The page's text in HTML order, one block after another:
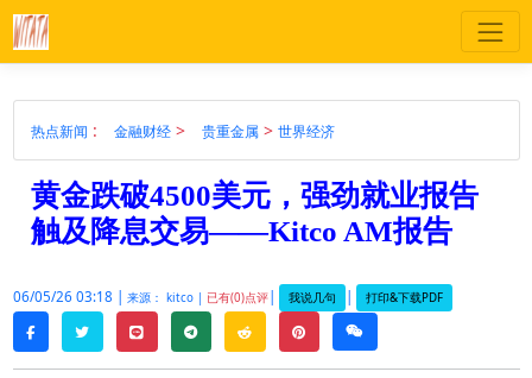
热点新闻 : 金融财经> 贵重金属 > 世界经济
黄金跌破4500美元，强劲就业报告
触及降息交易——Kitco AM报告
06/05/26 03:18 | 来源： kitco | 已有(0)点评| 我说几句 | 打印&下载PDF
facebooktwitterline telegramreddit pinterestweixin